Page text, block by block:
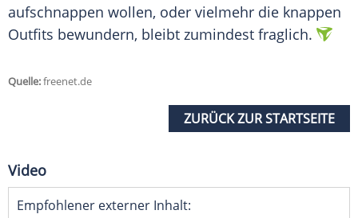
aufschnappen wollen, oder vielmehr die knappen
Outfits bewundern, bleibt zumindest fraglich.
Quelle:freenet.de
ZURÜCK ZUR STARTSEITE
Video
Empfohlener externer Inhalt: